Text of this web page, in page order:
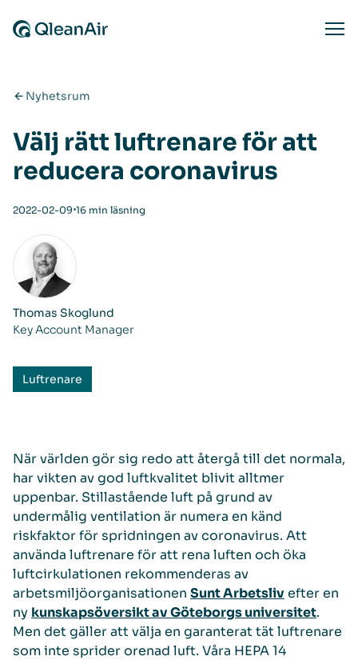
Nyhetsrum
Välj rätt luftrenare för att
reducera coronavirus
2022-02-09⋅16 min läsning
Thomas Skoglund
Key Account Manager
Luftrenare
När världen gör sig redo att återgå till det normala,
har vikten av god luftkvalitet blivit alltmer
uppenbar. Stillastående luft på grund av
undermålig ventilation är numera en känd
riskfaktor för spridningen av coronavirus. Att
använda luftrenare för att rena luften och öka
luftcirkulationen rekommenderas av
arbetsmiljöorganisationen Sunt Arbetsliv efter en
ny kunskapsöversikt av Göteborgs universitet.
Men det gäller att välja en garanterat tät luftrenare
som inte sprider orenad luft. Våra HEPA 14